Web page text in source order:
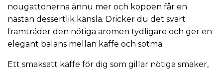
nougattonerna ännu mer och koppen får en
nästan dessertlik känsla. Dricker du det svart
framträder den nötiga aromen tydligare och ger en
elegant balans mellan kaffe och sötma.
Ett smaksatt kaffe för dig som gillar nötiga smaker,